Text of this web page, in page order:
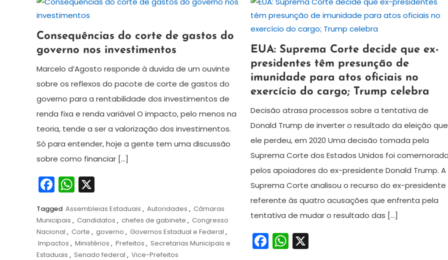
13
de
novembro
de
Redação
Consequências do corte de gastos do
governo nos investimentos
Marcelo d’Agosto responde à duvida de um ouvinte
sobre os reflexos do pacote de corte de gastos do
governo para a rentabilidade dos investimentos de
renda fixa e renda variável O impacto, pelo menos na
teoria, tende a ser a valorização dos investimentos.
Só para entender, hoje a gente tem uma discussão
sobre como financiar […]
Facebook
WhatsApp
X
Tagged Assembleias Estaduais , Autoridades , Câmaras
Municipais , Candidatos , chefes de gabinete , Congresso
Nacional , Corte , governo , Governos Estadual e Federal ,
Impactos , Ministérios , Prefeitos , Secretarias Municipais e
Estaduais , Senado federal , Vice-Prefeitos
3
de
julho
de
2024
Redação
EUA: Suprema Corte decide que ex-
presidentes têm presunção de
imunidade para atos oficiais no
exercício do cargo; Trump celebra
Decisão atrasa processos sobre a tentativa de
Donald Trump de inverter o resultado da eleição que
ele perdeu, em 2020 Uma decisão tomada pela
Suprema Corte dos Estados Unidos foi
pelos apoiadores do ex-presidente Donald Trump. A
Suprema Corte analisou o recurso do ex-presidente
referente às quatro acusações que enfrenta pela
tentativa de mudar o resultado das […]
Facebook
WhatsApp